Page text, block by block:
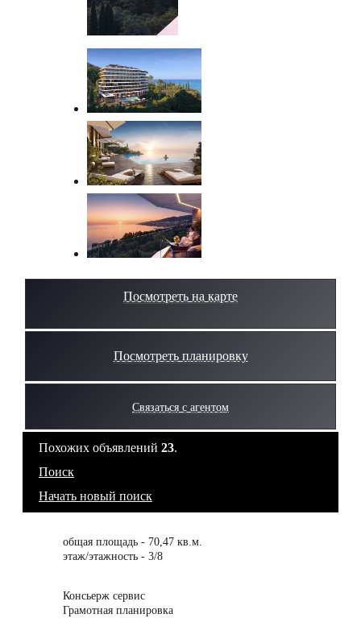
Посмотреть на карте
Посмотреть планировку
Связаться с агентом
Похожих объявлений 23.
Поиск
Начать новый поиск
общая площадь - 70,47 кв.м.
этаж/этажность - 3/8
Консьерж сервис
Грамотная планировка